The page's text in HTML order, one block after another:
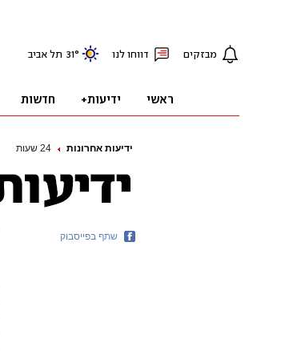
ידיעות אחרונות 24 שעות
שתף בפייסבוק